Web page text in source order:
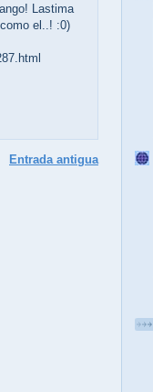
Lastima
el..! :0)
Entrada antigua